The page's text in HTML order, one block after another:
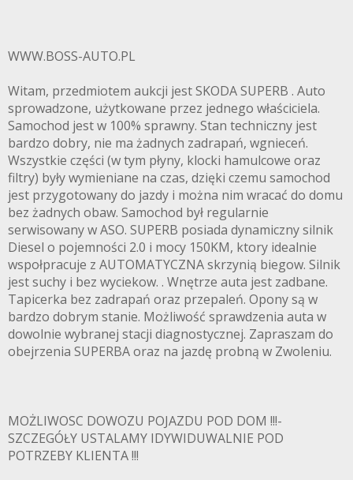
WWW.BOSS-AUTO.PL
Witam, przedmiotem aukcji jest SKODA SUPERB . Auto
sprowadzone, użytkowane przez jednego właściciela.
Samochod jest w 100% sprawny. Stan techniczny jest
bardzo dobry, nie ma żadnych zadrapań, wgnieceń.
Wszystkie części (w tym płyny, klocki hamulcowe oraz
filtry) były wymieniane na czas, dzięki czemu samochod
jest przygotowany do jazdy i można nim wracać do domu
bez żadnych obaw. Samochod był regularnie
serwisowany w ASO. SUPERB posiada dynamiczny silnik
Diesel o pojemności 2.0 i mocy 150KM, ktory idealnie
wspołpracuje z AUTOMATYCZNA skrzynią biegow. Silnik
jest suchy i bez wyciekow. . Wnętrze auta jest zadbane.
Tapicerka bez zadrapań oraz przepaleń. Opony są w
bardzo dobrym stanie. Możliwość sprawdzenia auta w
dowolnie wybranej stacji diagnostycznej. Zapraszam do
obejrzenia SUPERBA oraz na jazdę probną w Zwoleniu.
MOŻLIWOSC DOWOZU POJAZDU POD DOM !!!-
SZCZEGÓŁY USTALAMY IDYWIDUWALNIE POD
POTRZEBY KLIENTA !!!